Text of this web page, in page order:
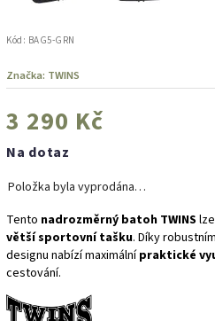
Kód: BAG5-GRN
Značka: TWINS
3 290 Kč
Na dotaz
Položka byla vyprodána…
Tento nadrozměrný batoh TWINS
větší sportovní tašku. Díky
designu nabízí maximálnípraktické
cestování.